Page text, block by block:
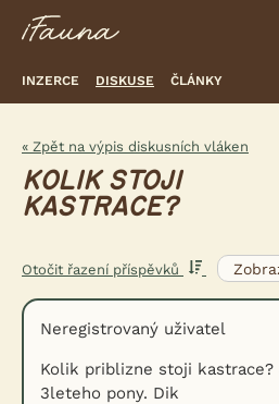
INZERCE DISKUSE ČLÁNKY
« Zpět na výpis diskusních vláken
KOLIK STOJI
KASTRACE?
Otočit řazení příspěvků
Neregistrovaný uživatel
Kolik priblizne stoji kastrace?
3leteho pony. Dik